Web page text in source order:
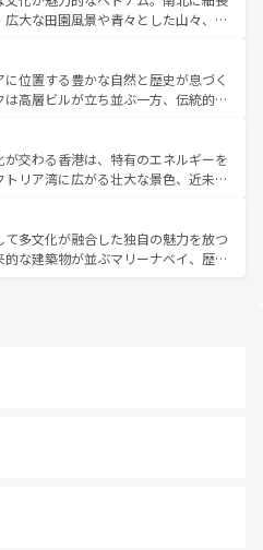
国料理が待っている。夜には、韓国な
、韓国の多彩な魅力を心ゆくまで味
わってみてほしい。 なお、新着の韓国情報はコンテンツ一
。
広大な田園風景や青々とした山々、世
が息づく。ハノイの古い町並みやホ
統治時代の建物も、独特の雰囲気を
、バラエティの豊かさとおいしさで
ミー、ベトナムコーヒーなどは、ぜ
。どの地域を訪れてもあたたかい人々
るので、きっと忘れられない旅にな
位置する豊かな自然と歴史が息づく
高層ビルが立ち並ぶ一方、伝統的な
。北部ではチェンマイなどの山岳地
、南部ではプーケットやクラビの美し
分を楽しむことができる。タイ料理
温暖で、どの季節にも異なる楽しみ
みやすいタイの人々、仏教を中心とし
観光資源が、訪れる旅人を魅了し続
が交わる香港は、特有のエネルギーを
リア湾に広がる壮大な景色、近未来
動するはず。観光スポットが密集し
どころを回れるのも魅力。息をのむよ
体験まで、香港を存分に楽しみ尽く
て多文化が融合した独自の魅力を放つ
な建築物が並ぶマリーナベイ、歴史
の風情を楽しめる外せないスポット